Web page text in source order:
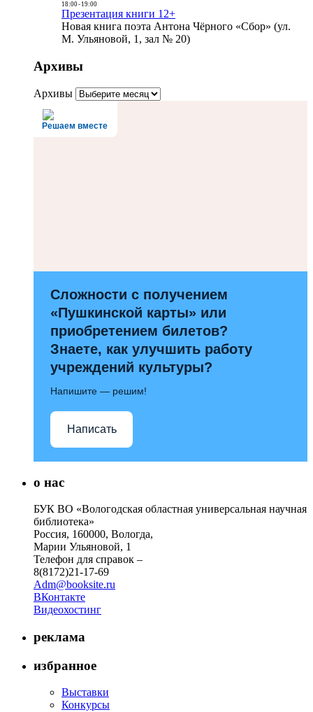
18:00- 19:00
Презентация книги 12+
Новая книга поэта Антона Чёрного «Сбор» (ул.
М. Ульяновой, 1, зал № 20)
Архивы
Архивы
Решаем вместе
Сложности с получением
«Пушкинской карты» или
приобретением билетов?
Знаете, как улучшить работу
учреждений культуры?
Напишите — решим!
Написать
о нас
БУК ВО «Вологодская областная универсальная научная
библиотека»
Россия, 160000, Вологда,
Марии Ульяновой, 1
Телефон для справок –
8(8172)21-17-69
Adm@booksite.ru
ВКонтакте
Видеохостинг
реклама
избранное
Выставки
Конкурсы